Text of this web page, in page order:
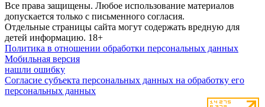
Все права защищены. Любое использование материалов
допускается только с письменного согласия.
Отдельные страницы сайта могут содержать вредную для
детей информацию. 18+
Политика в отношении обработки персональных данных
Мобильная версия
нашли ошибку
Согласие субъекта персональных данных на обработку его
персональных данных